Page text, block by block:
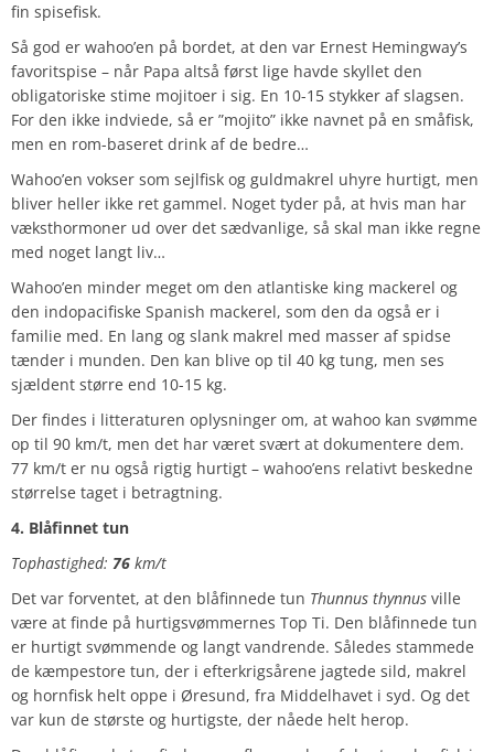
fin spisefisk.
Så god er wahoo’en på bordet, at den var Ernest Hemingway’s
favoritspise – når Papa altså først lige havde skyllet den
obligatoriske stime mojitoer i sig. En 10-15 stykker af slagsen.
For den ikke indviede, så er ”mojito” ikke navnet på en småfisk,
men en rom-baseret drink af de bedre…
Wahoo’en vokser som sejlfisk og guldmakrel uhyre hurtigt, men
bliver heller ikke ret gammel. Noget tyder på, at hvis man har
væksthormoner ud over det sædvanlige, så skal man ikke regne
med noget langt liv…
Wahoo’en minder meget om den atlantiske king mackerel og
den indopacifiske Spanish mackerel, som den da også er i
familie med. En lang og slank makrel med masser af spidse
tænder i munden. Den kan blive op til 40 kg tung, men ses
sjældent større end 10-15 kg.
Der findes i litteraturen oplysninger om, at wahoo kan svømme
op til 90 km/t, men det har været svært at dokumentere dem.
77 km/t er nu også rigtig hurtigt – wahoo’ens relativt beskedne
størrelse taget i betragtning.
4. Blåfinnet tun
Tophastighed: 76 km/t
Det var forventet, at den blåfinnede tun Thunnus thynnus ville
være at finde på hurtigsvømmernes Top Ti. Den blåfinnede tun
er hurtigt svømmende og langt vandrende. Således stammede
de kæmpestore tun, der i efterkrigsårene jagtede sild, makrel
og hornfisk helt oppe i Øresund, fra Middelhavet i syd. Og det
var kun de største og hurtigste, der nåede helt herop.